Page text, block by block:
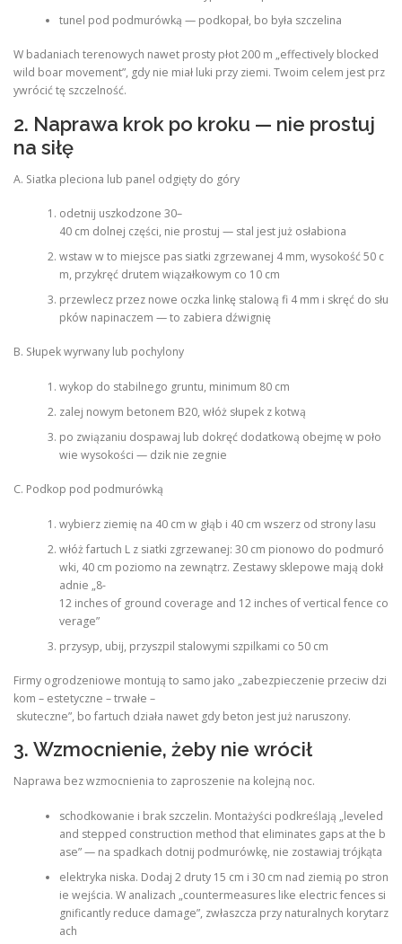
tunel pod podmurówką — podkopał, bo była szczelina
W badaniach terenowych nawet prosty płot 200 m „effectively blocked
wild boar movement”, gdy nie miał luki przy ziemi. Twoim celem jest prz
ywrócić tę szczelność.
2. Naprawa krok po kroku — nie prostuj
na siłę
A. Siatka pleciona lub panel odgięty do góry
odetnij uszkodzone 30–
40 cm dolnej części, nie prostuj — stal jest już osłabiona
wstaw w to miejsce pas siatki zgrzewanej 4 mm, wysokość 50 c
m, przykręć drutem wiązałkowym co 10 cm
przewlecz przez nowe oczka linkę stalową fi 4 mm i skręć do słu
pków napinaczem — to zabiera dźwignię
B. Słupek wyrwany lub pochylony
wykop do stabilnego gruntu, minimum 80 cm
zalej nowym betonem B20, włóż słupek z kotwą
po związaniu dospawaj lub dokręć dodatkową obejmę w poło
wie wysokości — dzik nie zegnie
C. Podkop pod podmurówką
wybierz ziemię na 40 cm w głąb i 40 cm wszerz od strony lasu
włóż fartuch L z siatki zgrzewanej: 30 cm pionowo do podmuró
wki, 40 cm poziomo na zewnątrz. Zestawy sklepowe mają dokł
adnie „8-
12 inches of ground coverage and 12 inches of vertical fence co
verage”
przysyp, ubij, przyszpil stalowymi szpilkami co 50 cm
Firmy ogrodzeniowe montują to samo jako „zabezpieczenie przeciw dzi
kom – estetyczne – trwałe –
skuteczne”, bo fartuch działa nawet gdy beton jest już naruszony.
3. Wzmocnienie, żeby nie wrócił
Naprawa bez wzmocnienia to zaproszenie na kolejną noc.
schodkowanie i brak szczelin. Montażyści podkreślają „leveled
and stepped construction method that eliminates gaps at the b
ase” — na spadkach dotnij podmurówkę, nie zostawiaj trójkąta
elektryka niska. Dodaj 2 druty 15 cm i 30 cm nad ziemią po stron
ie wejścia. W analizach „countermeasures like electric fences si
gnificantly reduce damage”, zwłaszcza przy naturalnych korytarz
ach